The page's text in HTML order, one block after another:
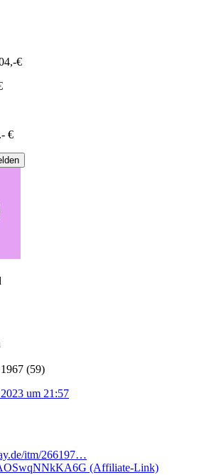
€
€
(59)
um 21:57
itm/266197…
(Affiliate-Link)